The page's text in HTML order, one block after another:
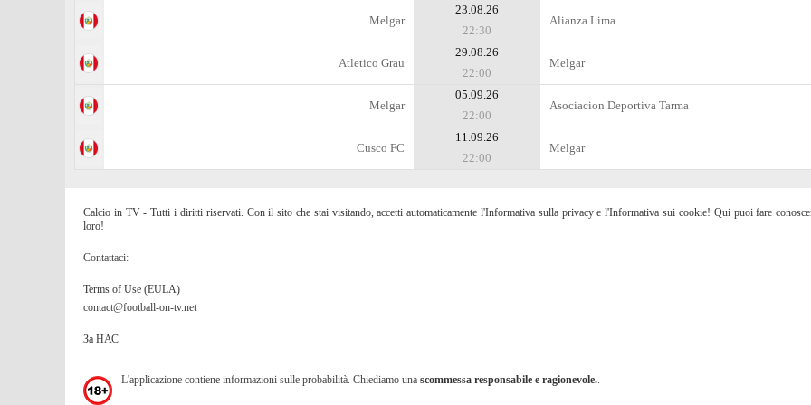
Melgar
23.08.26
22:30
Alianza Lima
Atletico Grau
29.08.26
22:00
Melgar
Melgar
05.09.26
22:00
Asociacion Deportiva Tarma
Cusco FC
11.09.26
22:00
Melgar
Calcio in TV - Tutti i diritti riservati. Con il sito che stai visitando, accetti automaticamente l'Informativa sulla privacy e l'Informativa sui cookie! Qui puoi fare
loro!
Contattaci:
Terms of Use (EULA)
contact@football-on-tv.net
За НАС
L'applicazione contiene informazioni sulle probabilità. Chiediamo una scommessa responsabile e ragionevole..